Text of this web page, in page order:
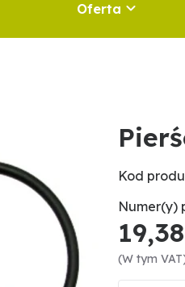
Oferta
Kod
Numer(y)
(W tym